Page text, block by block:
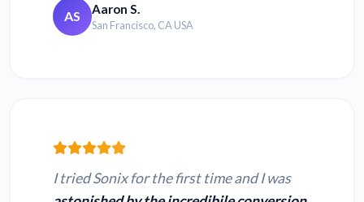
AS Aaron S.
San Francisco, CA USA
I tried Sonix for the first time and I was